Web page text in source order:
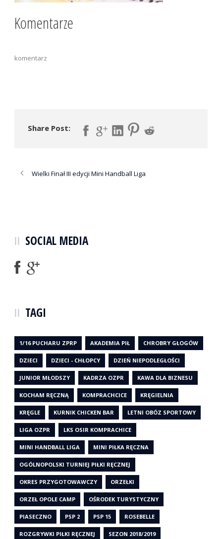
Komentarze
komentarz
Share Post:
Wielki Finał III edycji Mini Handball Liga
SOCIAL MEDIA
TAGI
1/16 PUCHARU ZPRP AKADEMIA PIŁ CHROBRY GŁOGÓW
DZIECI DZIECI - CHŁOPCY DZIEŃ NIEPODLEGŁOŚCI
JUNIOR MŁODSZY KADRZA OZPR KAWA DLA BIZNESU
KOCHAM RĘCZNĄ KOMPRACHCICE KRĘGIELNIA
KRĘGLE KURNIK CHICKEN BAR LETNI OBÓZ SPORTOWY
LIGA OZPR LKS OSIR KOMPRACHICE
MINI HANDBALL LIGA MINI PIŁKA RĘCZNA
OGÓLNOPOLSKI TURNIEJ PIŁKI RĘCZNEJ
OKRES PRZYGOTOWAWCZY ORZEŁKI
ORZEŁ OPOLE CAMP OŚRODEK TURYSTYCZNY
PIASECZNO PSP 2 PSP 15 ROSEBELLE
ROZGRYWKI PIŁKI RĘCZNEJ SEZON 2018/2019